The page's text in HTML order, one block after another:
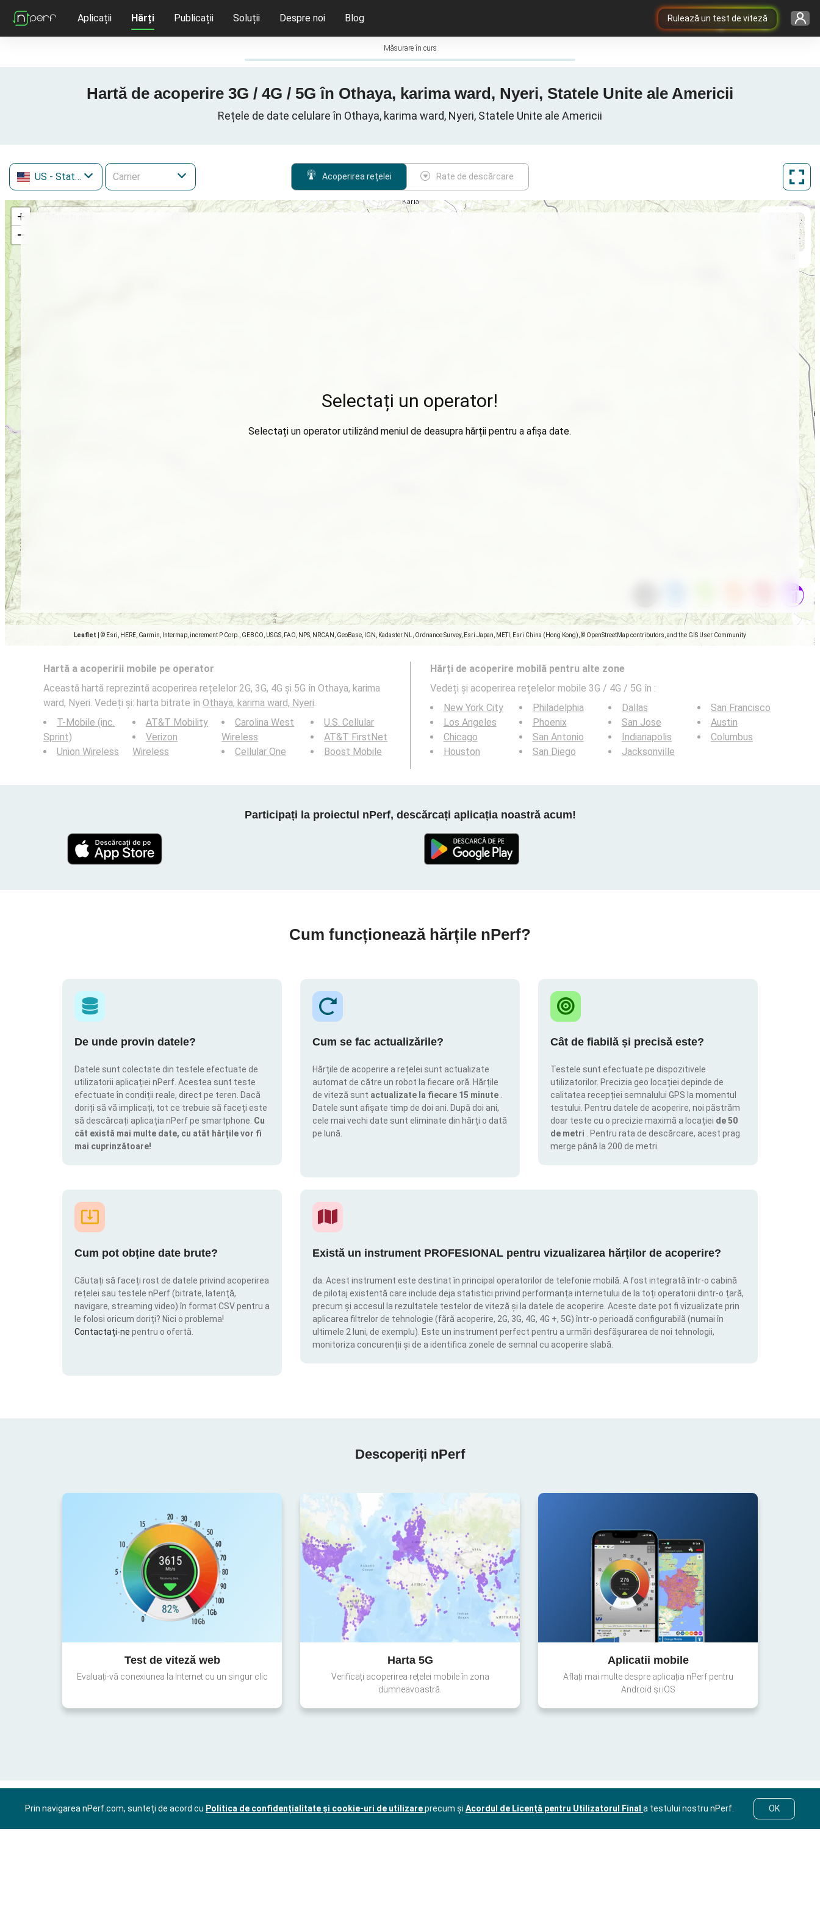
Rulează un test de viteză
Aplicații Hărți Publicații Soluții Despre noi Blog
Măsurare în curs
Hartă de acoperire 3G / 4G / 5G în Othaya, karima ward, Nyeri, Statele Unite ale Americii
Rețele de date celulare în Othaya, karima ward, Nyeri, Statele Unite ale Americii
US - Statele Unite ale Americii Acoperirea rețelei Rate de descărcare
+
−
Leaflet © Esri, HERE, Garmin, Intermap, increment P Corp., GEBCO, USGS, FAO, NPS, NRCAN, GeoBase, IGN, Kadaster NL, Ordnance Survey, Esri Japan, METI, Esri China (Hong Kong), © OpenStreetMap contributors, and the GIS User Community
Selectați un operator!
Selectați un operator utilizând meniul de deasupra hărții pentru a afișa date.
Hartă a acoperirii mobile pe operator
Această hartă reprezintă acoperirea rețelelor 2G, 3G, 4G și 5G în Othaya, karima
ward, Nyeri. Vedeți și: harta bitrate în Othaya, karima ward, Nyeri.
T-Mobile (inc.
Sprint)
Union Wireless
AT&T Mobility
Verizon
Wireless
Carolina West
Wireless
Cellular One
U.S. Cellular
AT&T FirstNet
Boost Mobile
Hărți de acoperire mobilă pentru alte zone
Vedeți și acoperirea rețelelor mobile 3G / 4G / 5G în :
New York City
Los Angeles
Chicago
Houston
Philadelphia
Phoenix
San Antonio
San Diego
Dallas
San Jose
Indianapolis
Jacksonville
San Francisco
Austin
Columbus
Participați la proiectul nPerf, descărcați aplicația noastră acum!
Cum funcționează hărțile nPerf?
De unde provin datele?
Datele sunt colectate din testele efectuate de
utilizatorii aplicației nPerf. Acestea sunt teste
efectuate în condiții reale, direct pe teren. Dacă
doriți să vă implicați, tot ce trebuie să faceți este
să descărcați aplicația nPerf pe smartphone. Cu
cât există mai multe date, cu atât hărțile vor fi
mai cuprinzătoare!
Cum se fac actualizările?
Hărțile de acoperire a rețelei sunt actualizate
automat de către un robot la fiecare oră. Hărțile
de viteză sunt actualizate la fiecare 15 minute
Datele sunt afișate timp de doi ani. După doi ani,
cele mai vechi date sunt eliminate din hărți o dată
pe lună.
Cât de fiabilă și precisă este?
Testele sunt efectuate pe dispozitivele
utilizatorilor. Precizia geo locației depinde de
calitatea recepției semnalului GPS la momentul
testului. Pentru datele de acoperire, noi păstrăm
doar teste cu o precizie maximă a locației de 50
de metri
. Pentru rata de descărcare, acest prag
merge până la 200 de metri.
Cum pot obține date brute?
Căutați să faceți rost de datele privind acoperirea
rețelei sau testele nPerf (bitrate, latență,
navigare, streaming video) în format CSV pentru a
le folosi oricum doriți? Nici o problema!
Contactați-ne pentru o ofertă.
Există un instrument PROFESIONAL pentru vizualizarea hărților de acoperire?
da. Acest instrument este destinat în principal operatorilor de telefonie mobilă. A fost integrată într-o cabină
de pilotaj existentă care include deja statistici privind performanța internetului de la toți operatorii dintr-o țară,
precum și accesul la rezultatele testelor de viteză și la datele de acoperire. Aceste date pot fi vizualizate prin
aplicarea filtrelor de tehnologie (fără acoperire, 2G, 3G, 4G, 4G +, 5G) într-o perioadă configurabilă (numai în
ultimele 2 luni, de exemplu). Este un instrument perfect pentru a urmări desfășurarea de noi tehnologii,
monitoriza concurenții și de a identifica zonele de semnal cu acoperire slabă.
Descoperiți nPerf
Test de viteză web
Evaluați-vă conexiunea la Internet cu un singur clic
Harta 5G
Verificați acoperirea rețelei mobile în zona
dumneavoastră.
Aplicatii mobile
Aflați mai multe despre aplicația nPerf pentru
Android și iOS
Prin navigarea nPerf.com, sunteți de acord cu Politica de confidențialitate și cookie-uri de utilizareprecum și Acordul de Licență pentru Utilizatorul Final a testului nostru nPerf. OK